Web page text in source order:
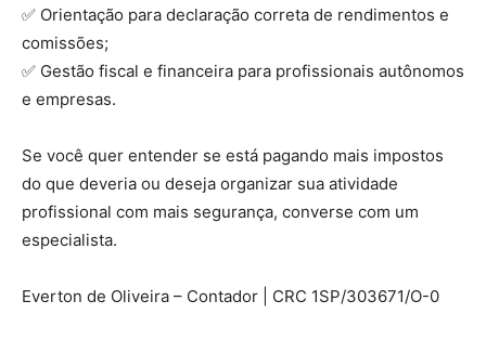
✅ Orientação para declaração correta de rendimentos e
comissões;
✅ Gestão fiscal e financeira para profissionais autônomos
e empresas.
Se você quer entender se está pagando mais impostos
do que deveria ou deseja organizar sua atividade
profissional com mais segurança, converse com um
especialista.
Everton de Oliveira – Contador | CRC 1SP/303671/O-0